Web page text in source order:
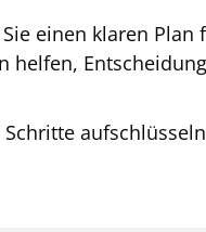
einen klaren Plan
helfen,